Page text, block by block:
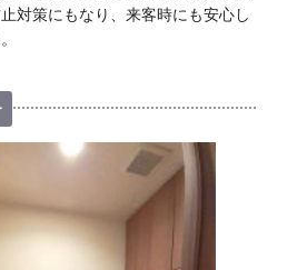
対策にもなり、来客時にも安心し